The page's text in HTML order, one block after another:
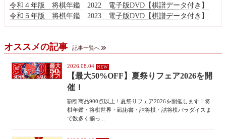
令和４年版 将棋年鑑 2022 電子版DVD【棋譜データ付き】
令和５年版 将棋年鑑 2023 電子版DVD【棋譜データ付き】
オススメの記事 記事一覧へ
2026.08.04
【最大50%OFF】夏祭りフェア2026を開
催！
割引商品900点以上！夏祭りフェア2026を開催します！将
棋年鑑・将棋世界・戦術書・詰将棋・詰将棋パラダイスま
で数多く揃っ...